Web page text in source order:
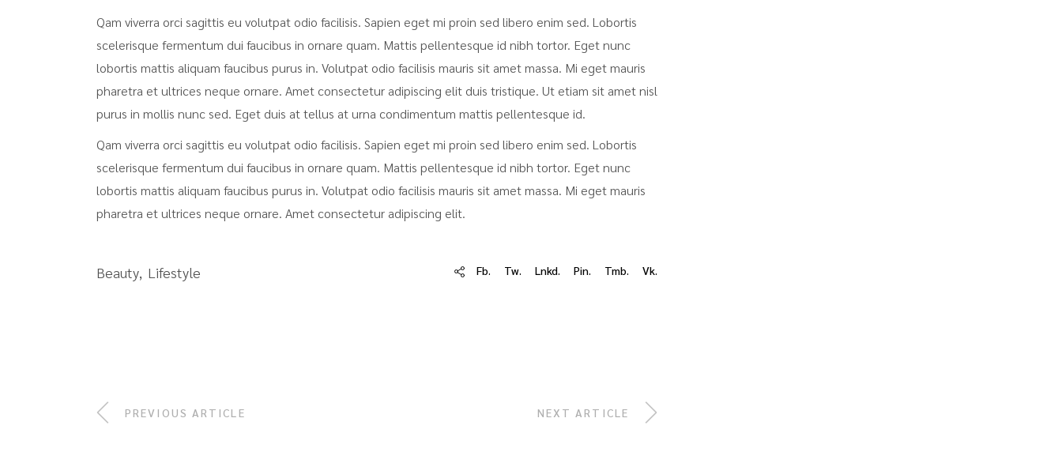
Qam viverra orci sagittis eu volutpat odio facilisis. Sapien eget mi proin sed libero enim sed. Lobortis
scelerisque fermentum dui faucibus in ornare quam. Mattis pellentesque id nibh tortor. Eget nunc
lobortis mattis aliquam faucibus purus in. Volutpat odio facilisis mauris sit amet massa. Mi eget mauris
pharetra et ultrices neque ornare. Amet consectetur adipiscing elit duis tristique. Ut etiam sit amet nisl
purus in mollis nunc sed. Eget duis at tellus at urna condimentum mattis pellentesque id.
Qam viverra orci sagittis eu volutpat odio facilisis. Sapien eget mi proin sed libero enim sed. Lobortis
scelerisque fermentum dui faucibus in ornare quam. Mattis pellentesque id nibh tortor. Eget nunc
lobortis mattis aliquam faucibus purus in. Volutpat odio facilisis mauris sit amet massa. Mi eget mauris
pharetra et ultrices neque ornare. Amet consectetur adipiscing elit.
Beauty Lifestyle Fb. Tw. Lnkd. Pin. Tmb. Vk.
PREVIOUS ARTICLE NEXT ARTICLE